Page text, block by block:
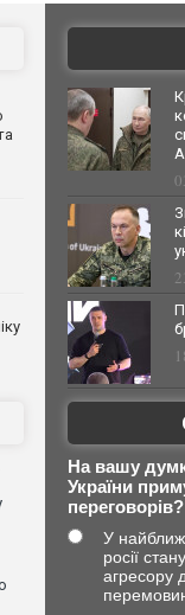
На вашу
України
переговорів?
У
росії
агресору